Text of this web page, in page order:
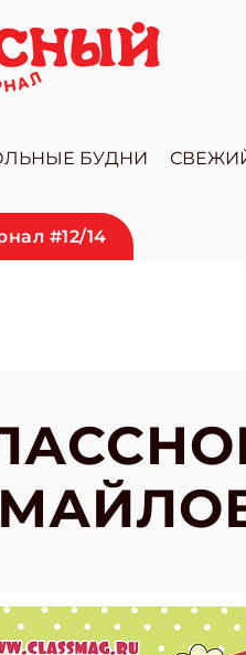
БУДНИ
#12/14